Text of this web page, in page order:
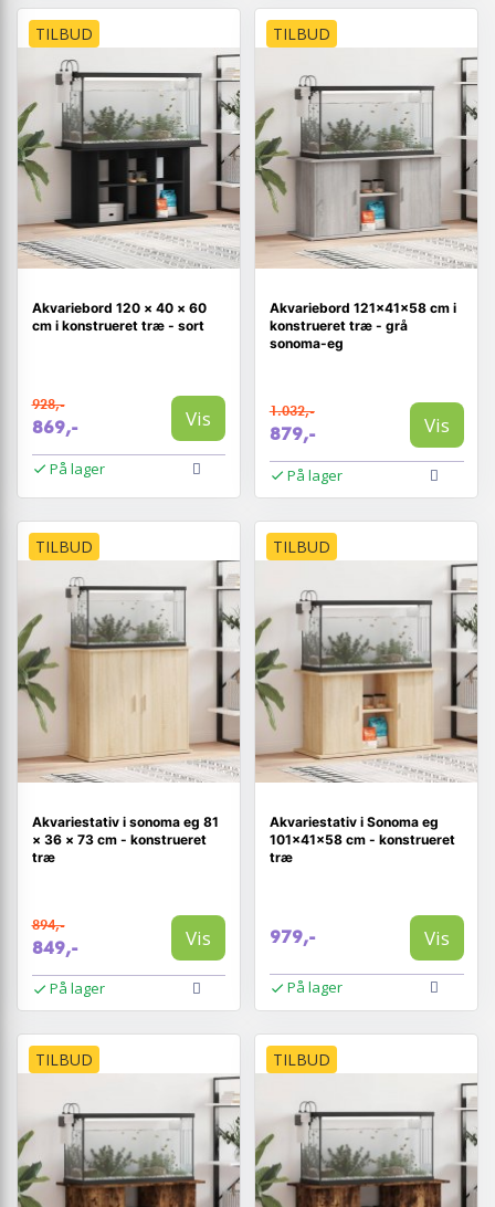
TILBUD
Akvariebord 120 × 40 × 60
cm i konstrueret træ - sort
928,-
869,- Vis
På lager
TILBUD
Akvariebord 121×41×58 cm i
konstrueret træ - grå
sonoma-eg
1.032,-
879,- Vis
På lager
TILBUD
Akvariestativ i sonoma eg 81
× 36 × 73 cm - konstrueret
træ
894,-
849,- Vis
På lager
TILBUD
Akvariestativ i Sonoma eg
101×41×58 cm - konstrueret
træ
979,- Vis
På lager
TILBUD TILBUD